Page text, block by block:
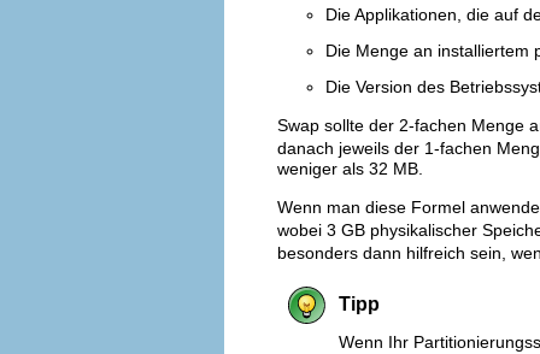
Die Applikationen, die auf
Die Menge an installiertem
Die Version des
Swap sollte der 2-fachen Menge
danach jeweils der 1-fachen
weniger als 32 MB.
Wenn man diese Formel
wobei 3 GB physikalischer
besonders dann hilfreich sein,
Tipp
Wenn Ihr